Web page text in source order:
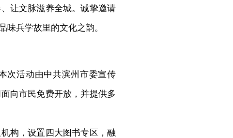
让文脉滋养全城。诚挚邀请
兵学故里的文化之韵。
活动由中共滨州市委宣传
向市民免费开放，并提供多
构，设置四大图书专区，融